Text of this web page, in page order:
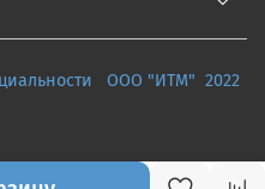
ООО "ИТМ" 2022